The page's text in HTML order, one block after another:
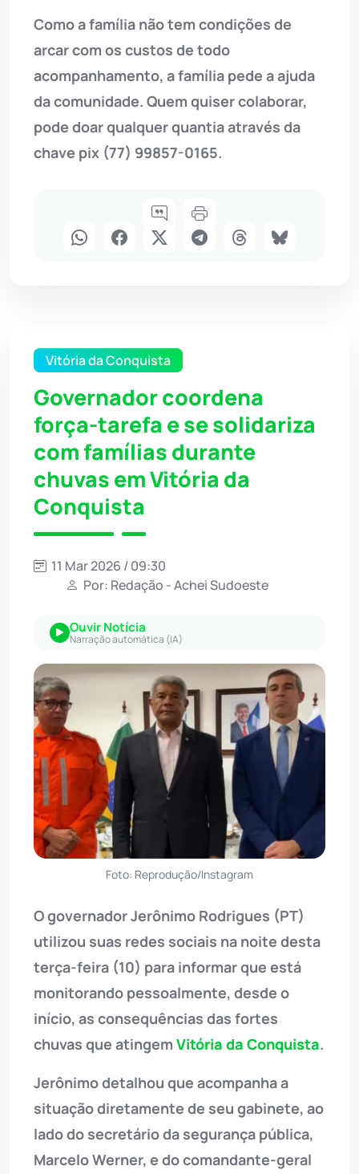
Como a família não tem condições de
arcar com os custos de todo
acompanhamento, a família pede a ajuda
da comunidade. Quem quiser colaborar,
pode doar qualquer quantia através da
chave pix (77) 99857-0165.
Vitória da Conquista
Governador coordena
força-tarefa e se solidariza
com famílias durante
chuvas em Vitória da
Conquista
11 Mar 2026 / 09:30
Por: Redação - Achei Sudoeste
Ouvir Notícia
Narração automática (IA)
Foto: Reprodução/Instagram
O governador Jerônimo Rodrigues (PT)
utilizou suas redes sociais na noite desta
terça-feira (10) para informar que está
monitorando pessoalmente, desde o
início, as consequências das fortes
chuvas que atingem Vitória da Conquista.
Jerônimo detalhou que acompanha a
situação diretamente de seu gabinete, ao
lado do secretário da segurança pública,
Marcelo Werner, e do comandante-geral